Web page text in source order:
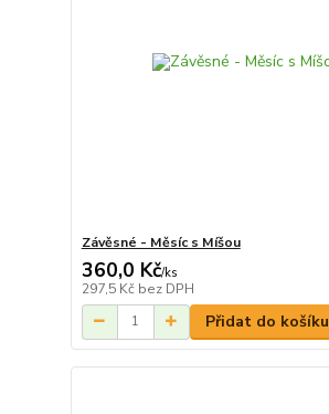
Závěsné - Měsíc s Míšou
360,0 Kč/ks
297,5 Kč bez DPH
Přidat do košíku